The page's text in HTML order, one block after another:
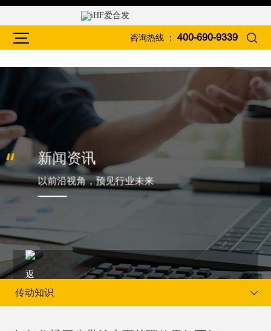
咨询热线 ： 400-690-9339
新闻资讯
以前沿视角，预见行业未来
传动知识